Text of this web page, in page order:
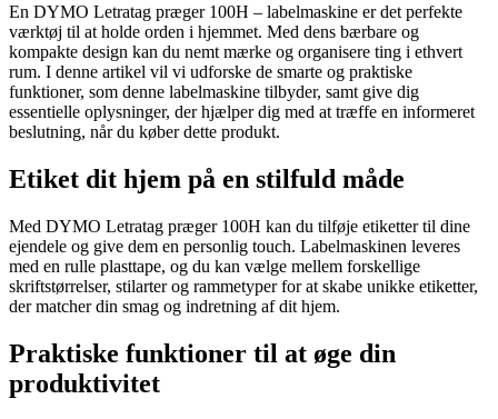
En DYMO Letratag præger 100H – labelmaskine er det perfekte
værktøj til at holde orden i hjemmet. Med dens bærbare og
kompakte design kan du nemt mærke og organisere ting i ethvert
rum. I denne artikel vil vi udforske de smarte og praktiske
funktioner, som denne labelmaskine tilbyder, samt give dig
essentielle oplysninger, der hjælper dig med at træffe en informeret
beslutning, når du køber dette produkt.
Etiket dit hjem på en stilfuld måde
Med DYMO Letratag præger 100H kan du tilføje etiketter til dine
ejendele og give dem en personlig touch. Labelmaskinen leveres
med en rulle plasttape, og du kan vælge mellem forskellige
skriftstørrelser, stilarter og rammetyper for at skabe unikke etiketter,
der matcher din smag og indretning af dit hjem.
Praktiske funktioner til at øge din
produktivitet